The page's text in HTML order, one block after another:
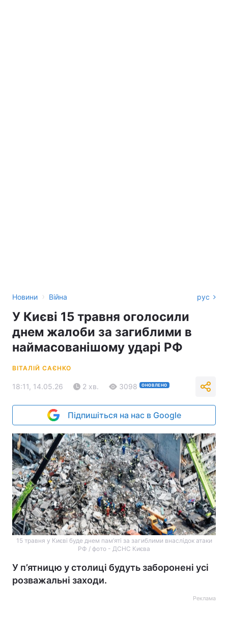
Новини › Війна рус
У Києві 15 травня оголосили
днем жалоби за загиблими в
наймасованішому ударі РФ
ВІТАЛІЙ САЄНКО
18:11, 14.05.26 2 хв. 3098 ОНОВЛЕНО
Підпишіться на нас в Google
15 травня у Києві буде днем пам’яті за загиблими внаслідок атаки
РФ / фото - ДСНС Києва
У п’ятницю у столиці будуть заборонені усі
розважальні заходи.
Реклама